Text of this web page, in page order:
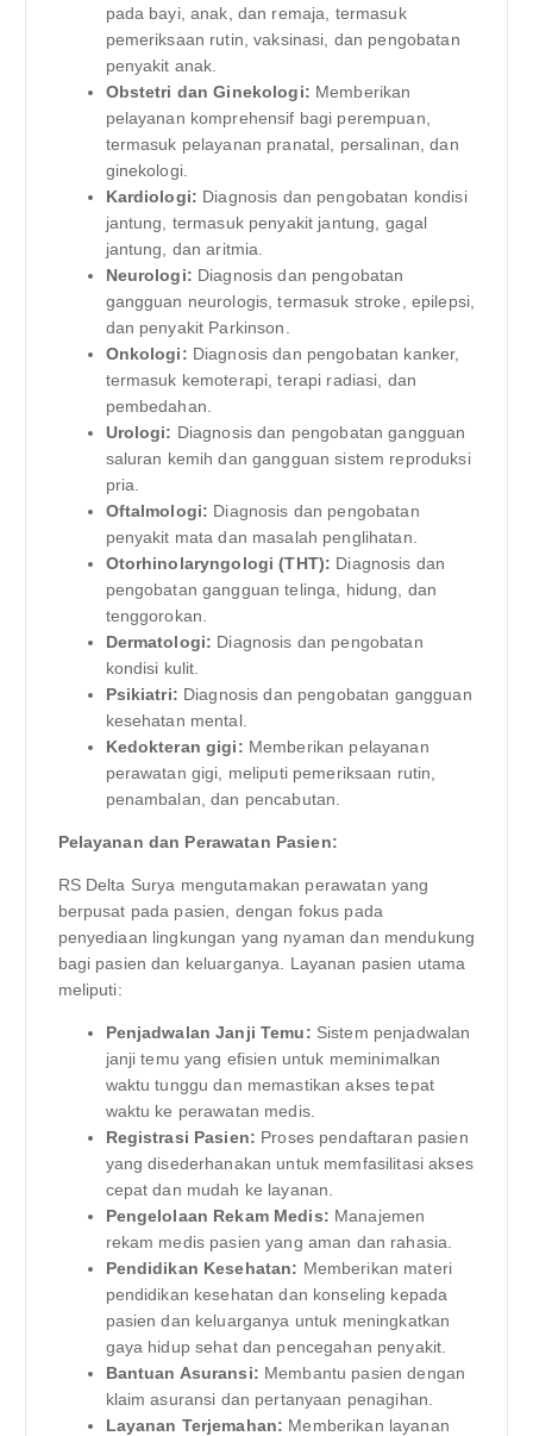
pada bayi, anak, dan remaja, termasuk
pemeriksaan rutin, vaksinasi, dan pengobatan
penyakit anak.
Obstetri dan Ginekologi: Memberikan
pelayanan komprehensif bagi perempuan,
termasuk pelayanan pranatal, persalinan, dan
ginekologi.
Kardiologi: Diagnosis dan pengobatan kondisi
jantung, termasuk penyakit jantung, gagal
jantung, dan aritmia.
Neurologi: Diagnosis dan pengobatan
gangguan neurologis, termasuk stroke, epilepsi,
dan penyakit Parkinson.
Onkologi: Diagnosis dan pengobatan kanker,
termasuk kemoterapi, terapi radiasi, dan
pembedahan.
Urologi: Diagnosis dan pengobatan gangguan
saluran kemih dan gangguan sistem reproduksi
pria.
Oftalmologi: Diagnosis dan pengobatan
penyakit mata dan masalah penglihatan.
Otorhinolaryngologi (THT): Diagnosis dan
pengobatan gangguan telinga, hidung, dan
tenggorokan.
Dermatologi: Diagnosis dan pengobatan
kondisi kulit.
Psikiatri: Diagnosis dan pengobatan gangguan
kesehatan mental.
Kedokteran gigi: Memberikan pelayanan
perawatan gigi, meliputi pemeriksaan rutin,
penambalan, dan pencabutan.
Pelayanan dan Perawatan Pasien:
RS Delta Surya mengutamakan perawatan yang
berpusat pada pasien, dengan fokus pada
penyediaan lingkungan yang nyaman dan mendukung
bagi pasien dan keluarganya. Layanan pasien utama
meliputi:
Penjadwalan Janji Temu: Sistem penjadwalan
janji temu yang efisien untuk meminimalkan
waktu tunggu dan memastikan akses tepat
waktu ke perawatan medis.
Registrasi Pasien: Proses pendaftaran pasien
yang disederhanakan untuk memfasilitasi akses
cepat dan mudah ke layanan.
Pengelolaan Rekam Medis: Manajemen
rekam medis pasien yang aman dan rahasia.
Pendidikan Kesehatan: Memberikan materi
pendidikan kesehatan dan konseling kepada
pasien dan keluarganya untuk meningkatkan
gaya hidup sehat dan pencegahan penyakit.
Bantuan Asuransi: Membantu pasien dengan
klaim asuransi dan pertanyaan penagihan.
Layanan Terjemahan: Memberikan layanan